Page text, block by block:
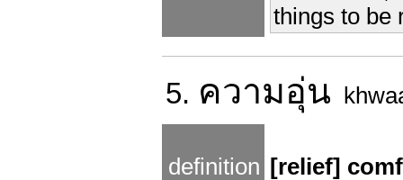
things to be
5. ความอุ่น
definition [relief]